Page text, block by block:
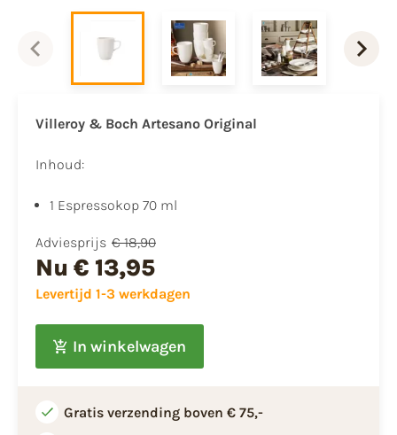
Villeroy & Boch Artesano Original
Inhoud:
1 Espressokop 70 ml
Adviesprijs € 18,90
Nu € 13,95
Levertijd 1-3 werkdagen
In winkelwagen
Gratis verzending boven € 75,-